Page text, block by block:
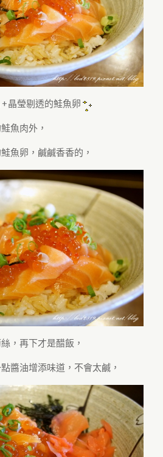
晶瑩剔透的鮭魚卵
魚肉外，
魚卵，鹹鹹香香的，
，再下才是醋飯，
醬油增添味道，不會太鹹，